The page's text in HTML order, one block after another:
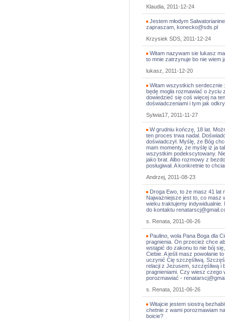
Klaudia, 2011-12-24
Jestem młodym
zapraszam, konecko@sds.pl
Krzysiek SDS, 2011-12-24
Witam nazywam sie lukasz
to mnie zatrzynuje bo nie wiem
lukasz, 2011-12-20
Witam wszystkich serdecznie
będę mogła rozmawiać o życiu
dowiedzieć się coś więcej na
doświadczeniami i tym jak
Sylwia17, 2011-11-27
W grudniu kończę, 18 lat.
ten proces trwa nadal.
doświadczył. Myślę, że Bóg
mam momenty, że myślę iż ja
wszystkim podekscytowany.
jako brat. Albo rozmowy z
posługiwał. A konkretnie to
Andrzej, 2011-08-23
Droga Ewo, to że masz 41 lat
Najważniejsze jest to, co masz
wieku traktujemy
do kontaktu
s. Renata, 2011-06-26
Paulino, wola Pana Boga dla
pragnienia. On przecież chce
wstąpić do zakonu to nie bój
Ciebie. A jeśli masz powołanie
uczynić Cię szczęśliwą.
relacji z Jezusem, szczęśliwą i
pragnieniami. Czy wiesz
porozmawiać -
s. Renata, 2011-06-26
Witajcie jestem siostrą
chetnie z wami porozmawiam
boicie?